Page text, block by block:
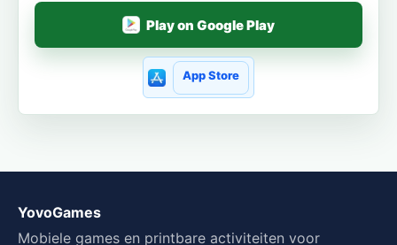
Play on Google Play
App Store
YovoGames
Mobiele games en printbare activiteiten voor